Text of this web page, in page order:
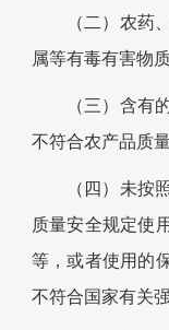
（二）农药
属等有毒有害物
（三）含有
不符合农产品质
（四）未按
质量安全规定使
等，或者使用的
不符合国家有关